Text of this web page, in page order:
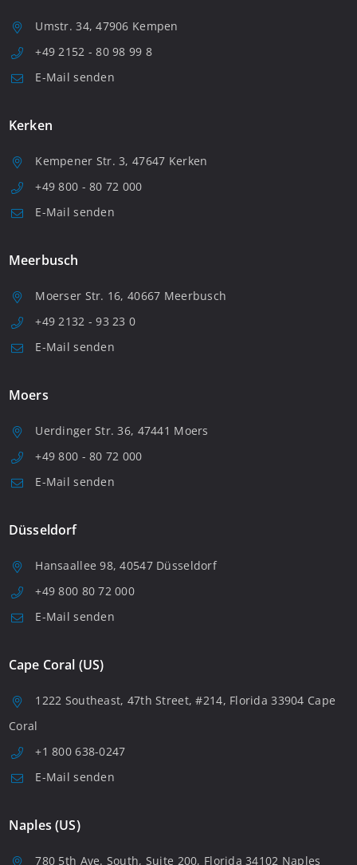
Umstr. 34, 47906 Kempen
+49 2152 - 80 98 99 8
E-Mail senden
Kerken
Kempener Str. 3, 47647 Kerken
+49 800 - 80 72 000
E-Mail senden
Meerbusch
Moerser Str. 16, 40667 Meerbusch
+49 2132 - 93 23 0
E-Mail senden
Moers
Uerdinger Str. 36, 47441 Moers
+49 800 - 80 72 000
E-Mail senden
Düsseldorf
Hansaallee 98, 40547 Düsseldorf
+49 800 80 72 000
E-Mail senden
Cape Coral (US)
1222 Southeast, 47th Street, #214, Florida 33904 Cape
Coral
+1 800 638-0247
E-Mail senden
Naples (US)
780 5th Ave. South, Suite 200, Florida 34102 Naples